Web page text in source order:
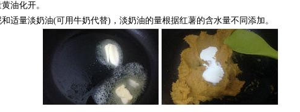
油化开。
适量淡奶油(可用牛奶代替)，淡奶油的量根据红薯的含水量不同添加。